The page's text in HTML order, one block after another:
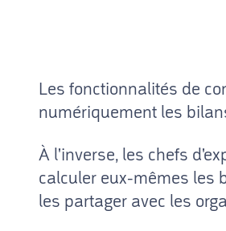
Les fonctionnalités de
numériquement les
À l'inverse, les chefs
calculer eux-mêmes les
les partager avec les